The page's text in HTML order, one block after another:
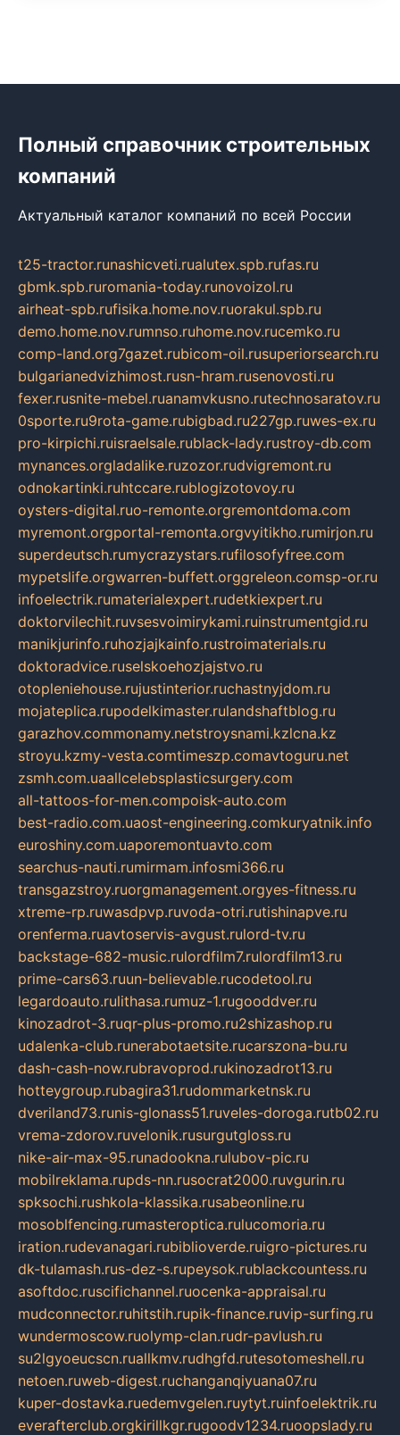
Полный справочник строительных
компаний
Актуальный каталог компаний по всей России
t25-tractor.runashicveti.rualutex.spb.rufas.ru
gbmk.spb.ruromania-today.runovoizol.ru
airheat-spb.rufisika.home.nov.ruorakul.spb.ru
demo.home.nov.rumnso.ruhome.nov.rucemko.ru
comp-land.org7gazet.rubicom-oil.rusuperiorsearch.ru
bulgarianedvizhimost.rusn-hram.rusenovosti.ru
fexer.rusnite-mebel.ruanamvkusno.rutechnosaratov.ru
0sporte.ru9rota-game.rubigbad.ru227gp.ruwes-ex.ru
pro-kirpichi.ruisraelsale.rublack-lady.rustroy-db.com
mynances.orgladalike.ruzozor.rudvigremont.ru
odnokartinki.ruhtccare.rublogizotovoy.ru
oysters-digital.ruo-remonte.orgremontdoma.com
myremont.orgportal-remonta.orgvyitikho.rumirjon.ru
superdeutsch.rumycrazystars.rufilosofyfree.com
mypetslife.orgwarren-buffett.orggreleon.comsp-or.ru
infoelectrik.rumaterialexpert.rudetkiexpert.ru
doktorvilechit.ruvsesvoimirykami.ruinstrumentgid.ru
manikjurinfo.ruhozjajkainfo.rustroimaterials.ru
doktoradvice.ruselskoehozjajstvo.ru
otopleniehouse.rujustinterior.ruchastnyjdom.ru
mojateplica.rupodelkimaster.rulandshaftblog.ru
garazhov.commonamy.netstroysnami.kzlcna.kz
stroyu.kzmy-vesta.comtimeszp.comavtoguru.net
zsmh.com.uaallcelebsplasticsurgery.com
all-tattoos-for-men.compoisk-auto.com
best-radio.com.uaost-engineering.comkuryatnik.info
euroshiny.com.uaporemontuavto.com
searchus-nauti.rumirmam.infosmi366.ru
transgazstroy.ruorgmanagement.orgyes-fitness.ru
xtreme-rp.ruwasdpvp.ruvoda-otri.rutishinapve.ru
orenferma.ruavtoservis-avgust.rulord-tv.ru
backstage-682-music.rulordfilm7.rulordfilm13.ru
prime-cars63.ruun-believable.rucodetool.ru
legardoauto.rulithasa.rumuz-1.rugooddver.ru
kinozadrot-3.ruqr-plus-promo.ru2shizashop.ru
udalenka-club.runerabotaetsite.rucarszona-bu.ru
dash-cash-now.rubravoprod.rukinozadrot13.ru
hotteygroup.rubagira31.rudommarketnsk.ru
dveriland73.runis-glonass51.ruveles-doroga.rutb02.ru
vrema-zdorov.ruvelonik.rusurgutgloss.ru
nike-air-max-95.runadookna.rulubov-pic.ru
mobilreklama.rupds-nn.rusocrat2000.ruvgurin.ru
spksochi.rushkola-klassika.rusabeonline.ru
mosoblfencing.rumasteroptica.rulucomoria.ru
iration.rudevanagari.rubiblioverde.ruigro-pictures.ru
dk-tulamash.rus-dez-s.rupeysok.rublackcountess.ru
asoftdoc.ruscifichannel.ruocenka-appraisal.ru
mudconnector.ruhitstih.rupik-finance.ruvip-surfing.ru
wundermoscow.ruolymp-clan.rudr-pavlush.ru
su2lgyoeucscn.ruallkmv.rudhgfd.rutesotomeshell.ru
netoen.ruweb-digest.ruchanganqiyuana07.ru
kuper-dostavka.ruedemvgelen.ruytyt.ruinfoelektrik.ru
everafterclub.orgkirillkgr.rugoodv1234.ruoopslady.ru